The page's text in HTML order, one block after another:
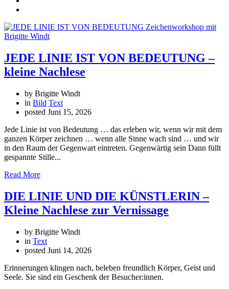
JEDE LINIE IST VON BEDEUTUNG –
kleine Nachlese
by Brigitte Windt
in Bild Text
posted Juni 15, 2026
Jede Linie ist von Bedeutung … das erleben wir, wenn wir mit dem
ganzen Körper zeichnen … wenn alle Sinne wach sind … und wir
in den Raum der Gegenwart eintreten. Gegenwärtig sein Dann füllt
gespannte Stille...
Read More
DIE LINIE UND DIE KÜNSTLERIN –
Kleine Nachlese zur Vernissage
by Brigitte Windt
in Text
posted Juni 14, 2026
Erinnerungen klingen nach, beleben freundlich Körper, Geist und
Seele. Sie sind ein Geschenk der Besucher:innen.